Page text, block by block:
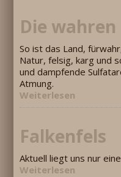
Die
So ist das Land,
Natur, felsig, karg und
und dampfende
Atmung.
Weiterlesen
Falkenfels
Aktuell liegt uns nur
Weiterlesen